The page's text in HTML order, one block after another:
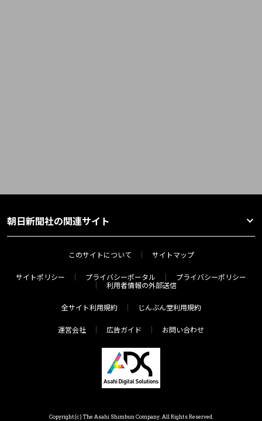
朝日新聞社の関連サイト
このサイトについて サイトマップ
サイトポリシー プライバシーポータル
プライバシーポリシー
利用者情報の外部送信
全サイト利用規約 じんぶん堂利用規約
運営会社 広告ガイド お問い合わせ
Copyright(c) The Asahi Shimbun Company. All Rights Reserved.